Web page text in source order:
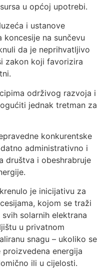
u općoj upotrebi.
i ustanove
na sunčevu
da je neprihvatljivo
zakon koji favorizira
održivog razvoja i
jednak tretman za
konkurentske
administrativno i
društva i obeshrabruje
je inicijativu za
kojom se traži
solarnih elektrana
u privatnom
snagu – ukoliko se
energija
ili u cijelosti.